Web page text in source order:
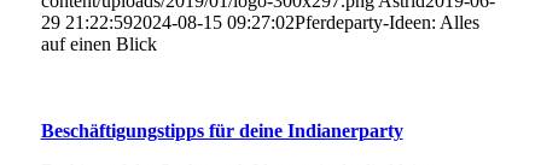
29 21:22:592024-08-15 09:27:02Pferdeparty-Ideen: Alles
auf einen Blick
Beschäftigungstipps für deine Indianerparty